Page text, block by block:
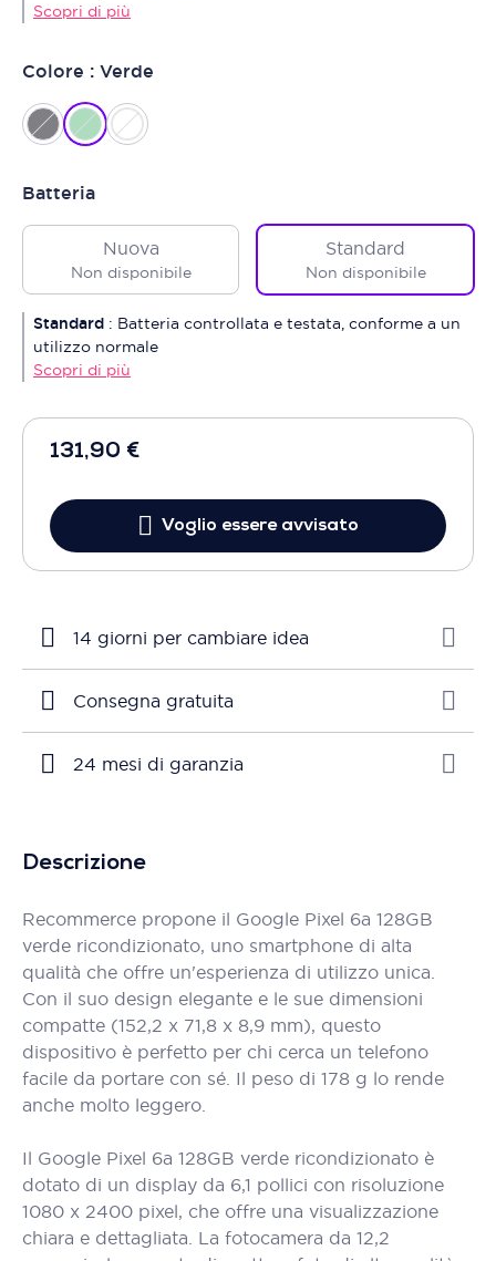
131,90 €
Voglio essere avvisato
Scopri di più
Colore : Verde
Batteria
Nuova
Non disponibile
Standard
Non disponibile
Standard : Batteria controllata e testata, conforme a un
utilizzo normale
Scopri di più
14 giorni per cambiare idea
Consegna gratuita
24 mesi di garanzia
Descrizione
Recommerce propone il Google Pixel 6a 128GB
verde ricondizionato, uno smartphone di alta
qualità che offre un'esperienza di utilizzo unica.
Con il suo design elegante e le sue dimensioni
compatte (152,2 x 71,8 x 8,9 mm), questo
dispositivo è perfetto per chi cerca un telefono
facile da portare con sé. Il peso di 178 g lo rende
anche molto leggero.
Il Google Pixel 6a 128GB verde ricondizionato è
dotato di un display da 6,1 pollici con risoluzione
1080 x 2400 pixel, che offre una visualizzazione
chiara e dettagliata. La fotocamera da 12,2